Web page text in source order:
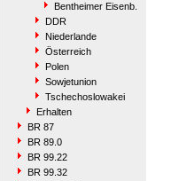
Bentheimer Eisenb.
DDR
Niederlande
Österreich
Polen
Sowjetunion
Tschechoslowakei
Erhalten
BR 87
BR 89.0
BR 99.22
BR 99.32